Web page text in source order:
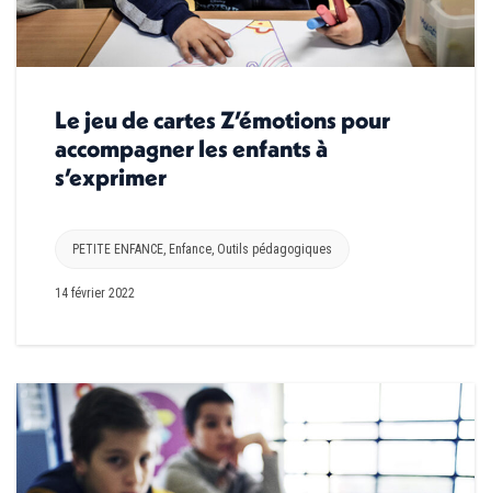
Le jeu de cartes Z’émotions pour
accompagner les enfants à
s’exprimer
PETITE ENFANCE, Enfance, Outils pédagogiques
14 février 2022